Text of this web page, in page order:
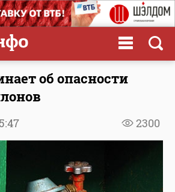
об опасности
2300